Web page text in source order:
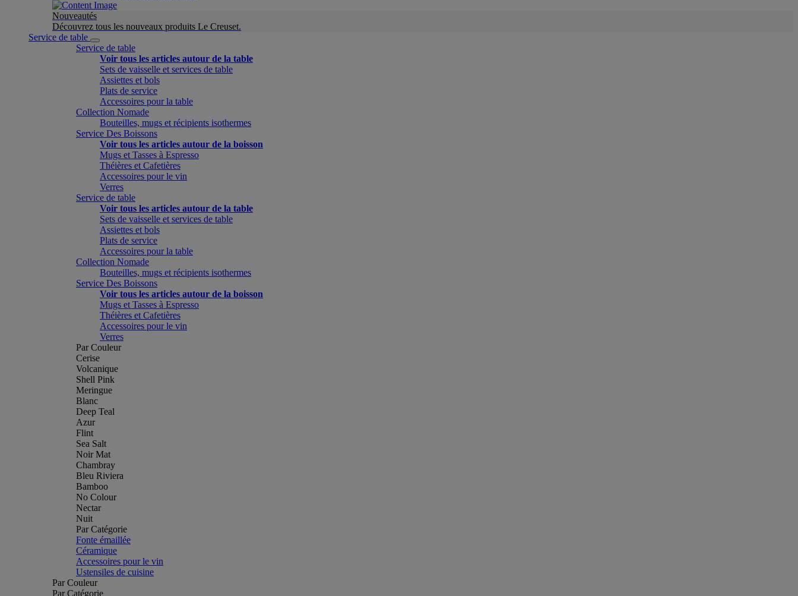
Nouveautés
Découvrez tous les nouveaux produits Le Creuset.
Service de table
Service de table
Voir tous les articles autour de la table
Sets de vaisselle et services de table
Assiettes et bols
Plats de service
Accessoires pour la table
Collection Nomade
Bouteilles, mugs et récipients isothermes
Service Des Boissons
Voir tous les articles autour de la boisson
Mugs et Tasses à Espresso
Théières et Cafetières
Accessoires pour le vin
Verres
Service de table
Voir tous les articles autour de la table
Sets de vaisselle et services de table
Assiettes et bols
Plats de service
Accessoires pour la table
Collection Nomade
Bouteilles, mugs et récipients isothermes
Service Des Boissons
Voir tous les articles autour de la boisson
Mugs et Tasses à Espresso
Théières et Cafetières
Accessoires pour le vin
Verres
Par Couleur
Cerise
Volcanique
Shell Pink
Meringue
Blanc
Deep Teal
Azur
Flint
Sea Salt
Noir Mat
Chambray
Bleu Riviera
Bamboo
No Colour
Nectar
Nuit
Par Catégorie
Fonte émaillée
Céramique
Accessoires pour le vin
Ustensiles de cuisine
Par Couleur
Par Catégorie